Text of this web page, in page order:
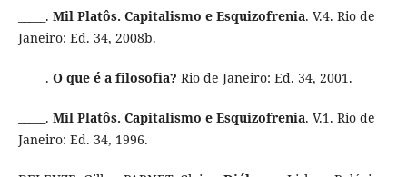
_____. Mil Platôs. Capitalismo e Esquizofrenia. V.4. Rio de
Janeiro: Ed. 34, 2008b.
_____. O que é a filosofia? Rio de Janeiro: Ed. 34, 2001.
_____. Mil Platôs. Capitalismo e Esquizofrenia. V.1. Rio de
Janeiro: Ed. 34, 1996.